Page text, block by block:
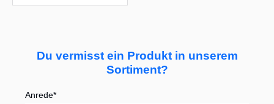
Du vermisst ein Produkt in unserem
Sortiment?
Anrede*